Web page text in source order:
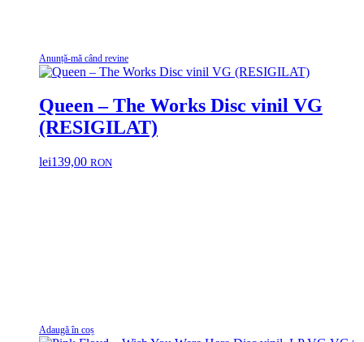
Anunță-mă când revine
Queen – The Works Disc vinil VG
(RESIGILAT)
lei139,00 RON
Adaugă în coș